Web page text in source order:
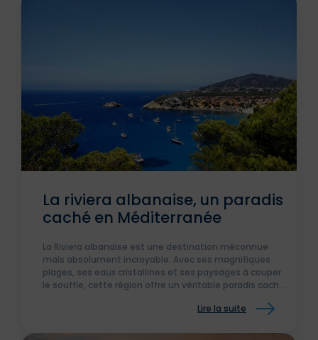
La riviera albanaise, un paradis
caché en Méditerranée
La Riviera albanaise est une destination méconnue
mais absolument incroyable. Avec ses magnifiques
plages, ses eaux cristallines et ses paysages à couper
le souffle, cette région offre un véritable paradis caché
Lire la suite